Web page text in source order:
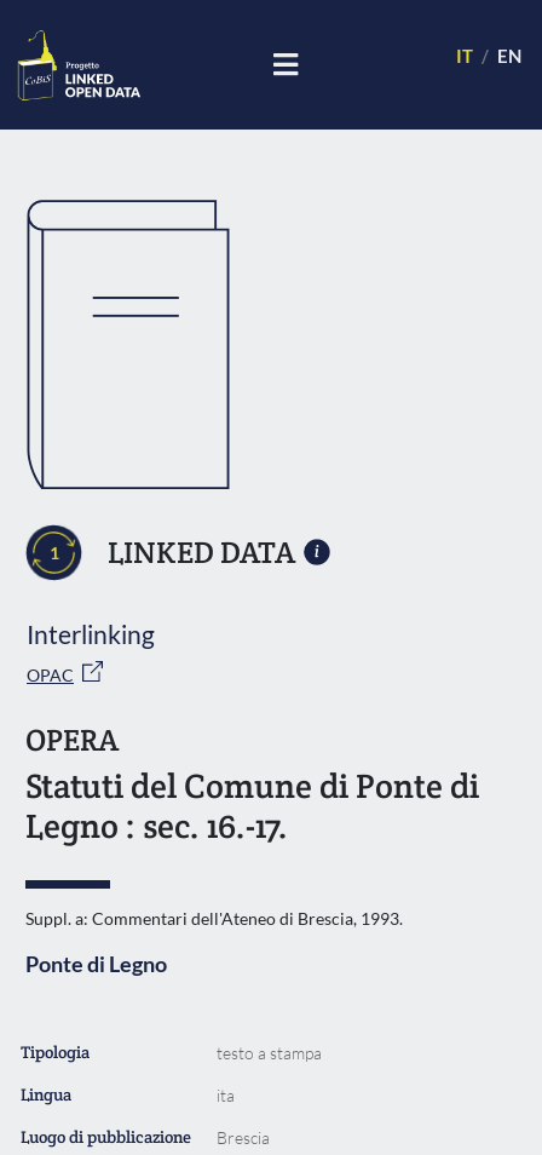
IT EN
1 LINKED DATA
Interlinking
OPAC
OPERA
Statuti del Comune di Ponte di
Legno : sec. 16.-17.
Suppl. a: Commentari dell'Ateneo di Brescia, 1993.
Ponte di Legno
Tipologia testo a stampa
Lingua ita
Luogo di pubblicazione Brescia